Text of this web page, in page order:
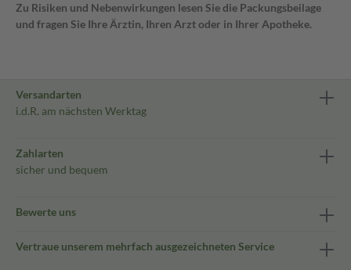
Zu Risiken und Nebenwirkungen lesen Sie die Packungsbeilage
und fragen Sie Ihre Ärztin, Ihren Arzt oder in Ihrer Apotheke.
Versandarten
i.d.R. am nächsten Werktag
Zahlarten
sicher und bequem
Bewerte uns
Vertraue unserem mehrfach ausgezeichneten Service